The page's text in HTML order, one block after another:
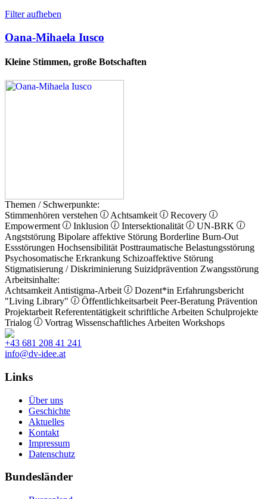
Filter aufheben
Oana-Mihaela Iusco
Kleine Stimmen, große Botschaften
Themen / Schwerpunkte:
Stimmenhören verstehen
Achtsamkeit
Recovery
Empowerment
Inklusion Intersektionalität
UN-BRK
Angststörung Bipolare affektive Störung Borderline Burn-Out
Essstörungen Hochsensibilität Posttraumatische Belastungsstörung
Psychosomatische Erkrankung Schizoaffektive Störung
Stigmatisierung / Diskriminierung Suizidprävention Zwangsstörung
Arbeitsinhalte:
Achtsamkeit Antistigma-Arbeit Dozent*in Erfahrungsbericht
"Living Library"
Öffentlichkeitsarbeit Peer-Beratung Prävention
Projektarbeit Referententätigkeit schriftliche Arbeiten Schulprojekte
Trialog
Vortrag Wissenschaftliches Arbeiten Workshops
+43 681 208 41 241
info@dv-idee.at
Links
Über uns
Geschichte
Aktuelles
Kontakt
Impressum
Datenschutz
Bundesländer